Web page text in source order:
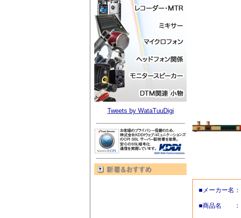
Tweets by WataTuuDigi
■メーカー名：
■商品名 ：